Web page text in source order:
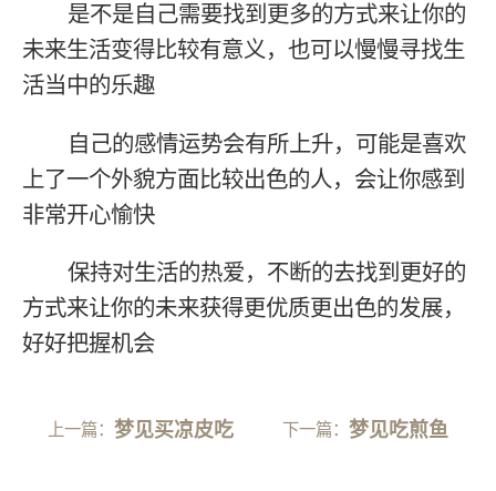
是不是自己需要找到更多的方式来让你的
未来生活变得比较有意义，也可以慢慢寻找生
活当中的乐趣
自己的感情运势会有所上升，可能是喜欢
上了一个外貌方面比较出色的人，会让你感到
非常开心愉快
保持对生活的热爱，不断的去找到更好的
方式来让你的未来获得更优质更出色的发展，
好好把握机会
上一篇： 梦见买凉皮吃 下一篇：梦见吃煎鱼